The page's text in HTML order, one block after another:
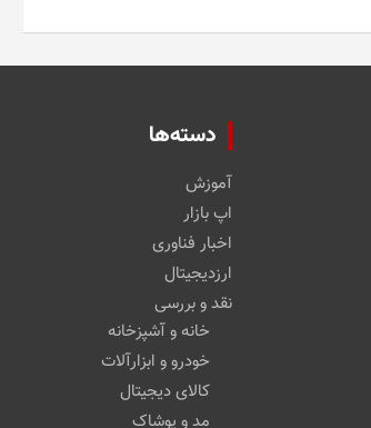
دسته‌ها
آموزش
اپ بازار
اخبار فناوری
ارزدیجیتال
نقد و بررسی
خانه و آشپزخانه
خودرو و ابزارآلات
کالای دیجیتال
مد و پوشاک